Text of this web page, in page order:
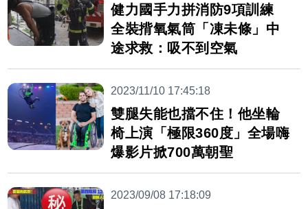
健力國手力拼消防9項訓練
全裝揹氧氣筒「凍未條」中
途求救：吸不到空氣
2023/11/10 17:45:18
雙腿失能也擋不住！他坐輪
椅上演「極限360度」全場嗨
爆影片掀700萬朝聖
2023/09/08 17:18:09